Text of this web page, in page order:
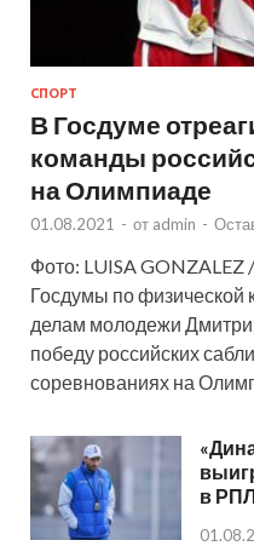
СПОРТ
В Госдуме
команды
на Олимпиаде
01.08.2021 - от admin -
Фото: LUISA GONZALEZ
Госдумы по физической
делам молодежи
победу российских
соревнованиях на
в